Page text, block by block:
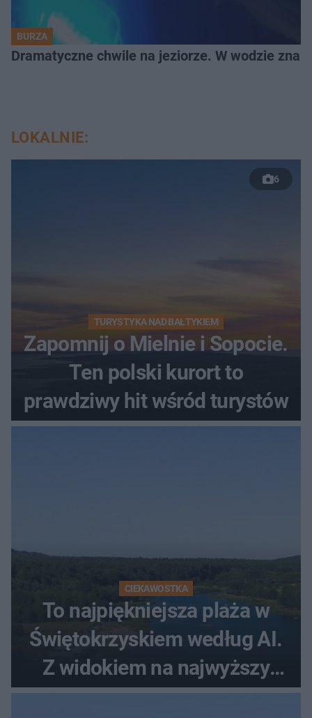
BURZA
Dramatyczne chwile na jeziorze. W wodzie
LOKALNIE:
6
TURYSTYKA NAD BAŁTYKIEM
Zapomnij o Mielnie i Sopocie.
Ten polski kurort to
prawdziwy hit wśród turystów
CIEKAWOSTKA
To najpiękniejsza plaża w
Świętokrzyskiem według AI.
Z widokiem na najwyższy
szczyt Gór Świętokrzyskich